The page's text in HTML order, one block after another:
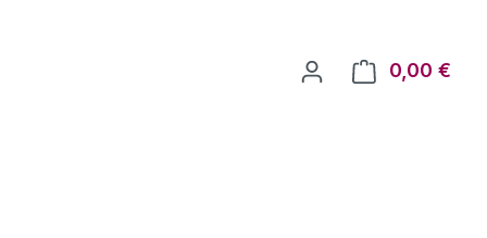
0,00 €